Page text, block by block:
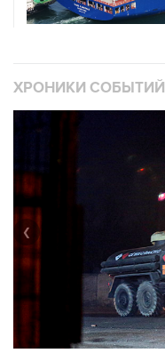
ХРОНИКИ СОБЫТИЙ
❮